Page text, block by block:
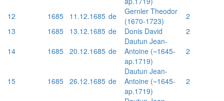
12 1685 11.12.1685 de
Gernler Theodor
(1670-1723)
2
13
1685 13.12.1685 de Donis David
2
14
1685 20.12.1685 de
Dautun Jean-
Antoine (~1645-
ap.1719)
2
15 1685 26.12.1685 de
Dautun Jean-
Antoine (~1645-
ap.1719)
2